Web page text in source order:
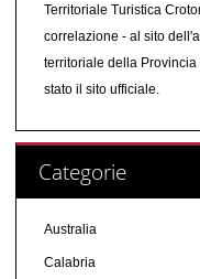
Territoriale Turistica
correlazione - al sito
territoriale della
stato il sito ufficiale.
Categorie
Australia
Calabria